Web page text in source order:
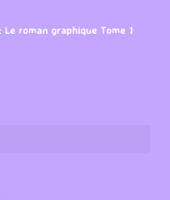
roman graphique Tome 1